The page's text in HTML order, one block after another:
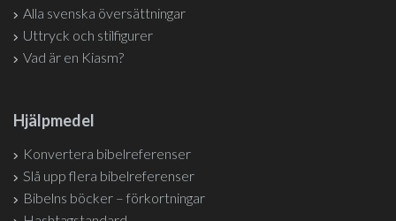
Alla svenska översättningar
Uttryck och stilfigurer
Vad är en Kiasm?
Hjälpmedel
Konvertera bibelreferenser
Slå upp flera bibelreferenser
Bibelns böcker – förkortningar